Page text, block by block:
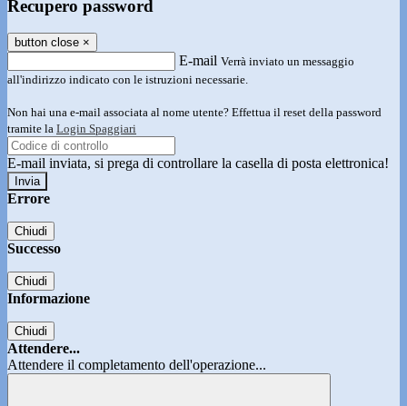
Recupero password
button close ×
E-mail Verrà inviato un messaggio
all'indirizzo indicato con le istruzioni necessarie.
Non hai una e-mail associata al nome utente? Effettua il reset della password
tramite la Login Spaggiari
E-mail inviata, si prega di controllare la casella di posta elettronica!
Errore
Chiudi
Successo
Chiudi
Informazione
Chiudi
Attendere...
Attendere il completamento dell'operazione...